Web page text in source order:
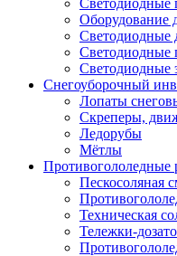
Светодиодные
Оборудование
Светодиодные
Светодиодные
Светодиодные
Снегоуборочный
Лопаты
Скреперы,
Ледорубы
Мётлы
Противогололедные
Пескосоляная
Техническая
Тележки-